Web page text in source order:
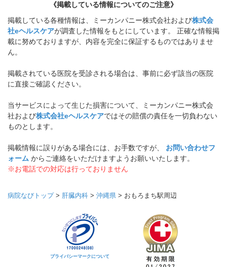
《掲載している情報についてのご注意》
掲載している各種情報は、ミーカンパニー株式会社および株式会
社eヘルスケアが調査した情報をもとにしています。 正確な情報掲
載に努めておりますが、内容を完全に保証するものではありませ
ん。
掲載されている医院を受診される場合は、事前に必ず該当の医院
に直接ご確認ください。
当サービスによって生じた損害について、ミーカンパニー株式会
社および株式会社eヘルスケアではその賠償の責任を一切負わない
ものとします。
掲載情報に誤りがある場合には、お手数ですが、 お問い合わせフ
ォーム からご連絡をいただけますようお願いいたします。
※お電話での対応は行っておりません
病院なびトップ> 肝臓内科 > 沖縄県 > おもろまち駅周辺
プライバシーマークについて